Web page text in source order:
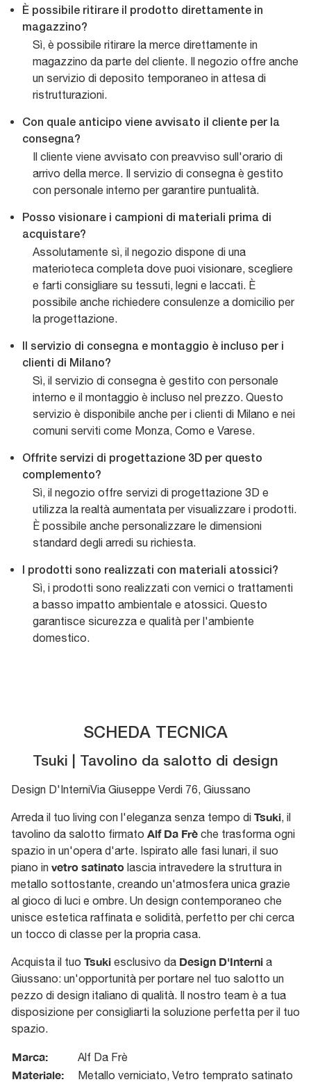
È possibile ritirare il prodotto direttamente in
magazzino?
Sì, è possibile ritirare la merce direttamente in
magazzino da parte del cliente. Il negozio offre anche
un servizio di deposito temporaneo in attesa di
ristrutturazioni.
Con quale anticipo viene avvisato il cliente per la
consegna?
Il cliente viene avvisato con preavviso sull'orario di
arrivo della merce. Il servizio di consegna è gestito
con personale interno per garantire puntualità.
Posso visionare i campioni di materiali prima di
acquistare?
Assolutamente sì, il negozio dispone di una
materioteca completa dove puoi visionare, scegliere
e farti consigliare su tessuti, legni e laccati. È
possibile anche richiedere consulenze a domicilio per
la progettazione.
Il servizio di consegna e montaggio è incluso per i
clienti di Milano?
Sì, il servizio di consegna è gestito con personale
interno e il montaggio è incluso nel prezzo. Questo
servizio è disponibile anche per i clienti di Milano e nei
comuni serviti come Monza, Como e Varese.
Offrite servizi di progettazione 3D per questo
complemento?
Sì, il negozio offre servizi di progettazione 3D e
utilizza la realtà aumentata per visualizzare i prodotti.
È possibile anche personalizzare le dimensioni
standard degli arredi su richiesta.
I prodotti sono realizzati con materiali atossici?
Sì, i prodotti sono realizzati con vernici o trattamenti
a basso impatto ambientale e atossici. Questo
garantisce sicurezza e qualità per l'ambiente
domestico.
SCHEDA TECNICA
Tsuki | Tavolino da salotto di design
Design D'InterniVia Giuseppe Verdi 76, Giussano
Arreda il tuo living con l'eleganza senza tempo di Tsuki, il
tavolino da salotto firmato Alf Da Frè che trasforma ogni
spazio in un'opera d'arte. Ispirato alle fasi lunari, il suo
piano in vetro satinato lascia intravedere la struttura in
metallo sottostante, creando un'atmosfera unica grazie
al gioco di luci e ombre. Un design contemporaneo che
unisce estetica raffinata e solidità, perfetto per chi cerca
un tocco di classe per la propria casa.
Acquista il tuo Tsuki esclusivo da Design D'Interni a
Giussano: un'opportunità per portare nel tuo salotto un
pezzo di design italiano di qualità. Il nostro team è a tua
disposizione per consigliarti la soluzione perfetta per il tuo
spazio.
Marca: Alf Da Frè
Materiale: Metallo verniciato, Vetro temprato satinato